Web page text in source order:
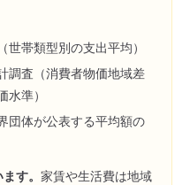
帯類型別の支出平均）
調査（消費者物価地域差
準）
団体が公表する平均額の
す。 家賃や生活費は地域